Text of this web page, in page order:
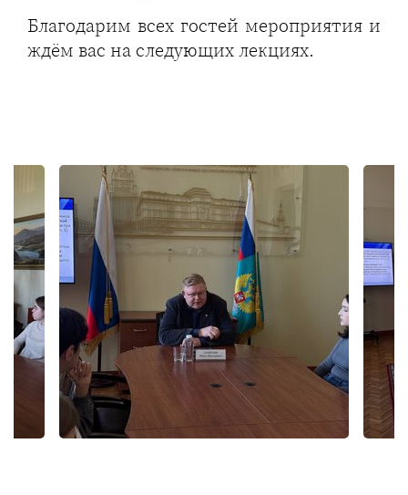
Благодарим всех гостей мероприятия и
ждём вас на следующих лекциях.